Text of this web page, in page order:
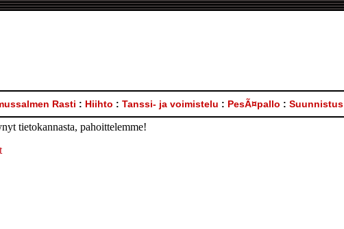
Rasti : Hiihto : Tanssi- ja voimistelu : PesÃ¤pallo : Suunnistus
tietokannasta, pahoittelemme!